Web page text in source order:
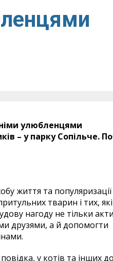
улюбленцями
– у парку Сопільче.
життя та популяризації
тварин і тих,
нагоду не тільки
друзями, а й допомогти
у котів та інших